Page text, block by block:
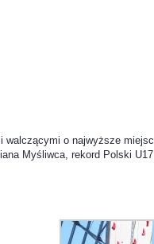
o najwyższe
Myśliwca, rekord Polski